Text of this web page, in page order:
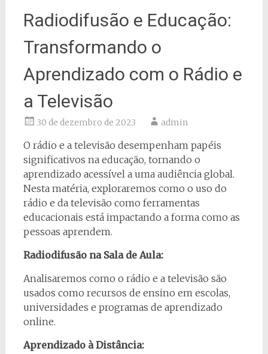
Radiodifusão e Educação:
Transformando o
Aprendizado com o Rádio e
a Televisão
30 de dezembro de 2023 admin
O rádio e a televisão desempenham papéis
significativos na educação, tornando o
aprendizado acessível a uma audiência global.
Nesta matéria, exploraremos como o uso do
rádio e da televisão como ferramentas
educacionais está impactando a forma como as
pessoas aprendem.
Radiodifusão na Sala de Aula:
Analisaremos como o rádio e a televisão são
usados como recursos de ensino em escolas,
universidades e programas de aprendizado
online.
Aprendizado à Distância: